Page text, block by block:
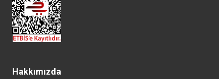
Hakkımızda